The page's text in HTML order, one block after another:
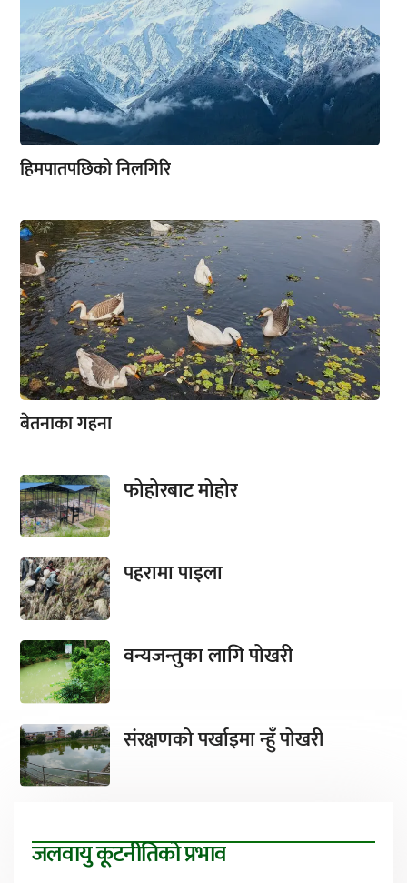
हिमपातपछिको निलगिरि
बेतनाका गहना
फोहोरबाट मोहोर
पहरामा पाइला
वन्यजन्तुका लागि पोखरी
संरक्षणको पर्खाइमा न्हुँ पोखरी
जलवायु कूटनीतिको प्रभाव